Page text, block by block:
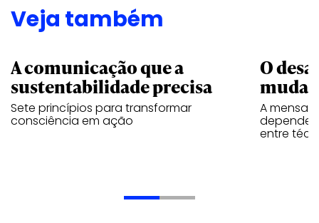
Veja também
A comunicação que a
sustentabilidade precisa
Sete princípios para transformar
consciência em ação
O
A
depende
entre